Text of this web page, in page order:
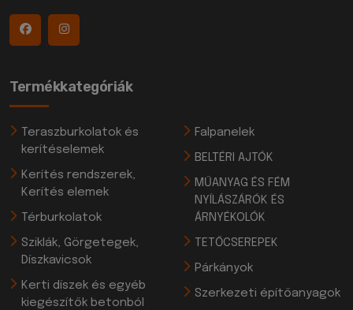
Termékkategóriák
Teraszburkolatok és
kerítéselemek
Kerítés rendszerek,
Kerítés elemek
Térburkolatok
Sziklák, Görgetegek,
Díszkavicsok
Kerti díszek és egyéb
kiegészítők betonból
Falpanelek
BELTÉRI AJTÓK
MŰANYAG ÉS FÉM
NYÍLÁSZÁRÓK ÉS
ÁRNYÉKOLÓK
TETŐCSEREPEK
Párkányok
Szerkezeti építőanyagok